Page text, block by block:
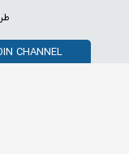
CHANNEL